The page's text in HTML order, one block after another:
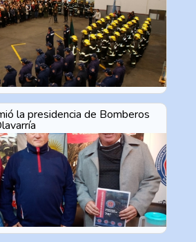
la presidencia de Bomberos